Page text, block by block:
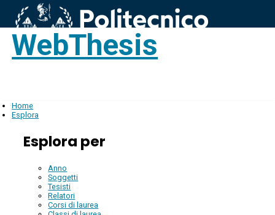
WebThesis
Home
Esplora
Esplora per
Anno
Soggetti
Tesisti
Relatori
Corsi di laurea